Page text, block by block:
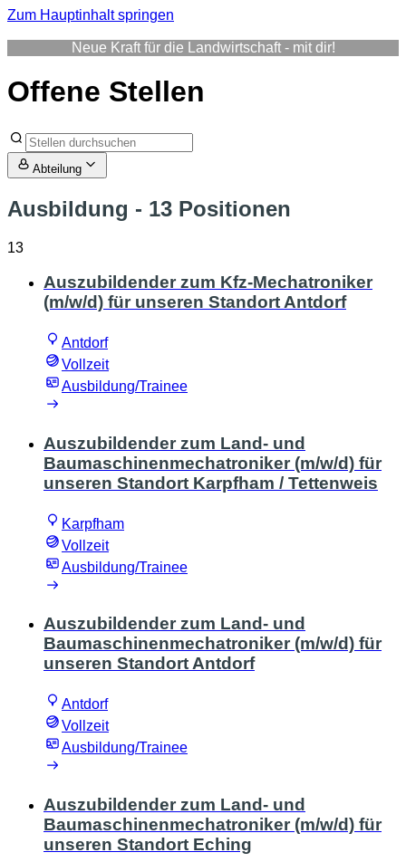
Zum Hauptinhalt springen
Neue Kraft für die Landwirtschaft - mit dir!
Offene Stellen
Abteilung
Ausbildung - 13 Positionen
13
Auszubildender zum Kfz-Mechatroniker
(m/w/d) für unseren Standort Antdorf
Antdorf
Vollzeit
Ausbildung/Trainee
Auszubildender zum Land- und
Baumaschinenmechatroniker (m/w/d) für
unseren Standort Karpfham / Tettenweis
Karpfham
Vollzeit
Ausbildung/Trainee
Auszubildender zum Land- und
Baumaschinenmechatroniker (m/w/d) für
unseren Standort Antdorf
Antdorf
Vollzeit
Ausbildung/Trainee
Auszubildender zum Land- und
Baumaschinenmechatroniker (m/w/d) für
unseren Standort Eching